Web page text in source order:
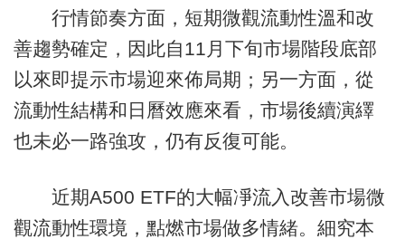
行情節奏方面，短期微觀流動性溫和改
善趨勢確定，因此自11月下旬市場階段底部
以來即提示市場迎來佈局期；另一方面，從
流動性結構和日曆效應來看，市場後續演繹
也未必一路強攻，仍有反復可能。
近期A500 ETF的大幅凈流入改善市場微
觀流動性環境，點燃市場做多情緒。細究本